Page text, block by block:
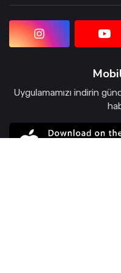
Uygulamamızı indirin